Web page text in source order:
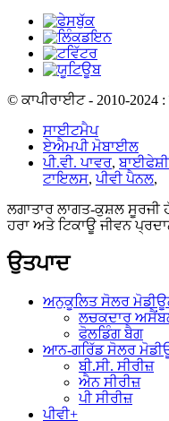
© ਕਾਪੀਰਾਈਟ - 2010-2024
ਸਾਈਟਮੈਪ
ਏਐਮਪੀ ਮੋਬਾਈਲ
ਪੀ.ਵੀ. ਪਾਵਰ,
ਟਾਇਲਸ,ਪੀਵੀ ਪੈਨਲ,
ਲਗਾਤਾਰ ਲਾਗਤ-ਕੁਸ਼ਲ
ਹਰਾ ਅਤੇ ਟਿਕਾਊ ਜੀਵਨ
ਉਤਪਾਦ
ਅਨੁਕੂਲਿਤ ਸੋਲਰ
ਲਚਕਦਾਰ
ਫੋਲਡਿੰਗ ਬੈਗ
ਆਨ-ਗਰਿੱਡ ਸੋਲਰ
ਬੀ.ਸੀ. ਸੀਰੀਜ਼
ਐਨ ਸੀਰੀਜ਼
ਪੀ ਸੀਰੀਜ਼
ਪੀਵੀ+